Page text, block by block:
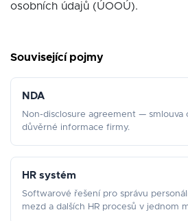
osobních údajů (ÚOOÚ).
Související pojmy
NDA
Non-disclosure agreement — smlouva
důvěrné informace firmy.
HR systém
Softwarové řešení pro správu
mezd a dalších HR procesů v jednom